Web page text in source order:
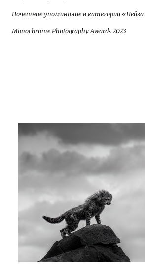
Почетное упоминание в категории
Monochrome Photography Awards 2023